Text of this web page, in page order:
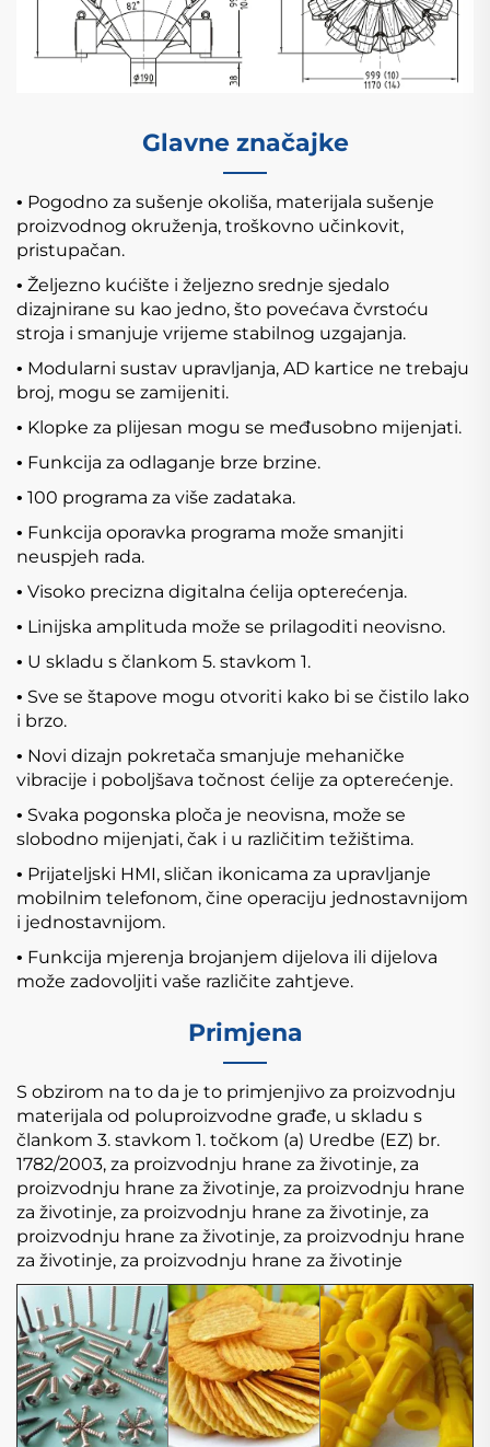
Glavne značajke
• Pogodno za sušenje okoliša, materijala sušenje
proizvodnog okruženja, troškovno učinkovit,
pristupačan.
• Željezno kućište i željezno srednje sjedalo
dizajnirane su kao jedno, što povećava čvrstoću
stroja i smanjuje vrijeme stabilnog uzgajanja.
• Modularni sustav upravljanja, AD kartice ne trebaju
broj, mogu se zamijeniti.
• Klopke za plijesan mogu se međusobno mijenjati.
• Funkcija za odlaganje brze brzine.
• 100 programa za više zadataka.
• Funkcija oporavka programa može smanjiti
neuspjeh rada.
• Visoko precizna digitalna ćelija opterećenja.
• Linijska amplituda može se prilagoditi neovisno.
• U skladu s člankom 5. stavkom 1.
• Sve se štapove mogu otvoriti kako bi se čistilo lako
i brzo.
• Novi dizajn pokretača smanjuje mehaničke
vibracije i poboljšava točnost ćelije za opterećenje.
• Svaka pogonska ploča je neovisna, može se
slobodno mijenjati, čak i u različitim težištima.
• Prijateljski HMI, sličan ikonicama za upravljanje
mobilnim telefonom, čine operaciju jednostavnijom
i jednostavnijom.
• Funkcija mjerenja brojanjem dijelova ili dijelova
može zadovoljiti vaše različite zahtjeve.
Primjena
S obzirom na to da je to primjenjivo za proizvodnju
materijala od poluproizvodne građe, u skladu s
člankom 3. stavkom 1. točkom (a) Uredbe (EZ) br.
1782/2003, za proizvodnju hrane za životinje, za
proizvodnju hrane za životinje, za proizvodnju hrane
za životinje, za proizvodnju hrane za životinje, za
proizvodnju hrane za životinje, za proizvodnju hrane
za životinje, za proizvodnju hrane za životinje